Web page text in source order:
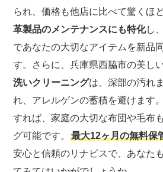
られ、価格も他店に比べて驚くほ
革製品のメンテナンスにも特化し
であなたの大切なアイテムを新品
す。さらに、兵庫県西脇市の美し
洗いクリーニングは、深部の汚れ
れ、アレルゲンの蓄積を避けます
すれば、家庭の大切な布団や毛布
グ可能です。最大12ヶ月の無料保
安心と信頼のリナビスで、あなた